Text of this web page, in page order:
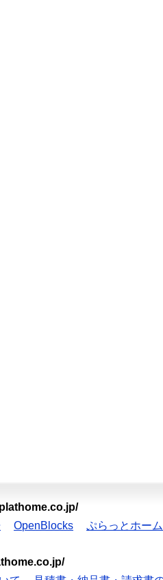
OpenBlocks ぷらっとホー